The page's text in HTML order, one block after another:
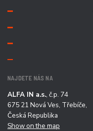
NAJDETE NÁS NA
ALFA IN a.s., č.p. 74
675 21 Nová Ves, Třebíče,
Česká Republika
Show on the map